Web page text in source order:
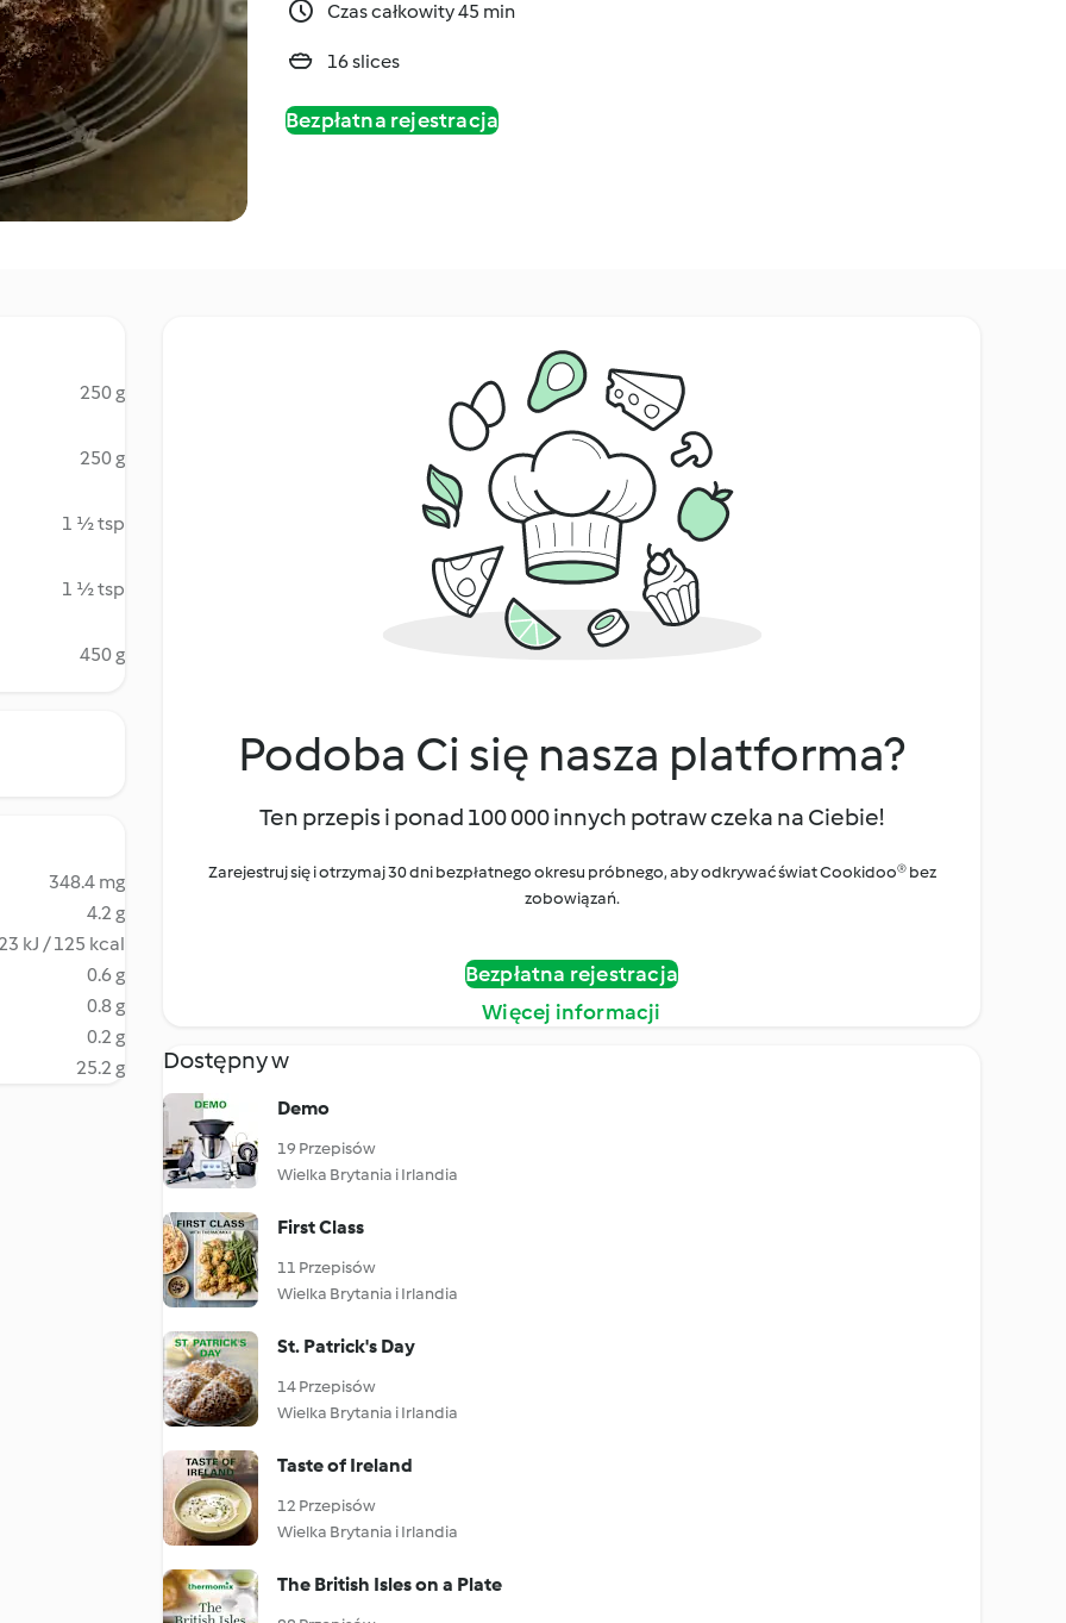
Czas całkowity 45 min
16 slices
Bezpłatna rejestracja
250 g
250 g
1 ½ tsp
1 ½ tsp
450 g
348.4 mg
4.2 g
kJ / 125 kcal
0.6 g
0.8 g
0.2 g
25.2 g
Podoba Ci się nasza platforma?
Ten przepis i ponad 100 000 innych potraw czeka na Ciebie!
Zarejestruj się i otrzymaj 30 dni bezpłatnego okresu próbnego, aby odkrywać świat Cookidoo® bez
zobowiązań.
Bezpłatna rejestracja
Więcej informacji
Dostępny w
Demo
19 Przepisów
Wielka Brytania i Irlandia
First Class
11 Przepisów
Wielka Brytania i Irlandia
St. Patrick's Day
14 Przepisów
Wielka Brytania i Irlandia
Taste of Ireland
12 Przepisów
Wielka Brytania i Irlandia
The British Isles on a Plate